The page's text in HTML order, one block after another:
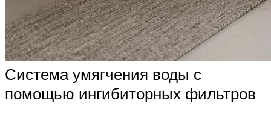
Система умягчения воды с
помощью ингибиторных фильтров